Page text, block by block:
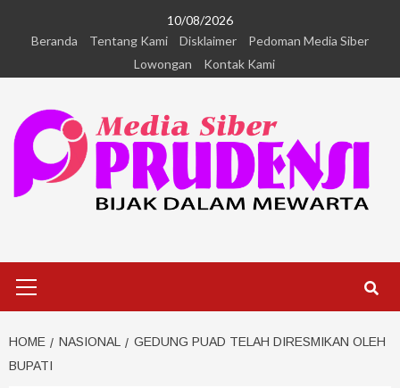
10/08/2026
Beranda
Tentang Kami Disklaimer
Pedoman Media Siber
Lowongan
Kontak Kami
HOME NASIONAL
GEDUNG PUAD TELAH DIRESMIKAN OLEH
BUPATI